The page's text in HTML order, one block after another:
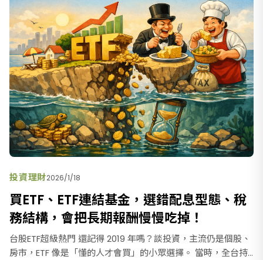
投資理財2026/1/18
買ETF、ETF連結基金，選錯配息型態、稅
務結構，會把長期報酬慢慢吃掉！
台股ETF超級熱門 還記得 2019 年嗎？談投資，主流仍是個股、
房市，ETF 像是「懂的人才會買」的小眾選擇。 當時，全台持